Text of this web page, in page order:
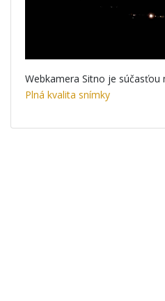
Webkamera Sitno je súčasťou
Plná kvalita snímky